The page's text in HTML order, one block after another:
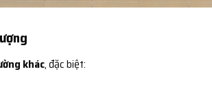
khác, đặc biệt: